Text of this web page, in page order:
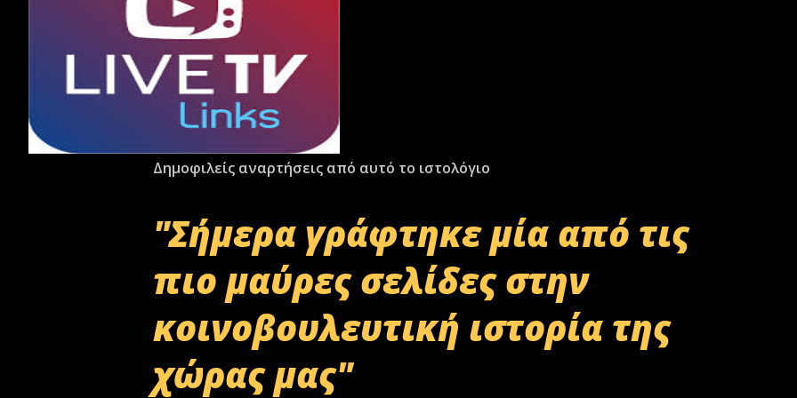
Δημοφιλείς αναρτήσεις από αυτό το ιστολόγιο
"Σήμερα γράφτηκε μία από τις
πιο μαύρες σελίδες στην
κοινοβουλευτική ιστορία της
χώρας μας"